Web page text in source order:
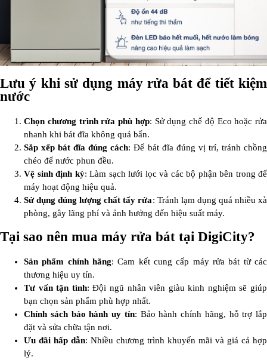
Lưu ý khi sử dụng máy rửa bát để tiết kiệm
nước
Chọn chương trình rửa phù hợp: Sử dụng chế độ Eco hoặc rửa
nhanh khi bát đĩa không quá bẩn.
Sắp xếp bát đĩa đúng cách: Để bát đĩa đúng vị trí, tránh chồng
chéo để nước phun đều.
Vệ sinh định kỳ: Làm sạch lưới lọc và các bộ phận bên trong để
máy hoạt động hiệu quả.
Sử dụng đúng lượng chất tẩy rửa: Tránh lạm dụng quá nhiều xà
phòng, gây lãng phí và ảnh hưởng đến hiệu suất máy.
Tại sao nên mua máy rửa bát tại DigiCity?
Sản phẩm chính hãng: Cam kết cung cấp máy rửa bát từ các
thương hiệu uy tín.
Tư vấn tận tình: Đội ngũ nhân viên giàu kinh nghiệm sẽ giúp
bạn chọn sản phẩm phù hợp nhất.
Chính sách bảo hành uy tín: Bảo hành chính hãng, hỗ trợ lắp
đặt và sửa chữa tận nơi.
Ưu đãi hấp dẫn: Nhiều chương trình khuyến mãi và giá cả hợp
lý.